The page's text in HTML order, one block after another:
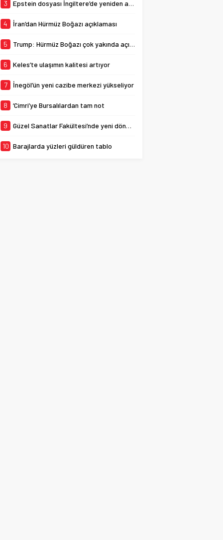
yaşattığı konserde bir de
Bursaspor için...
3 Epstein dosyası İngiltere’de yeniden açılıyor
4 İran’dan Hürmüz Boğazı açıklaması
5 Trump: Hürmüz Boğazı çok yakında açılacak
6 Keles’te ulaşımın kalitesi artıyor
7 İnegöl’ün yeni cazibe merkezi yükseliyor
8 ‘Cimri’ye Bursalılardan tam not
9 Güzel Sanatlar Fakültesi’nde yeni dönem
10 Barajlarda yüzleri güldüren tablo